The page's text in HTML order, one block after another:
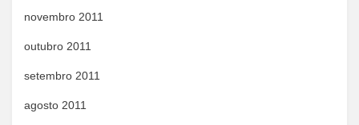
novembro 2011
outubro 2011
setembro 2011
agosto 2011